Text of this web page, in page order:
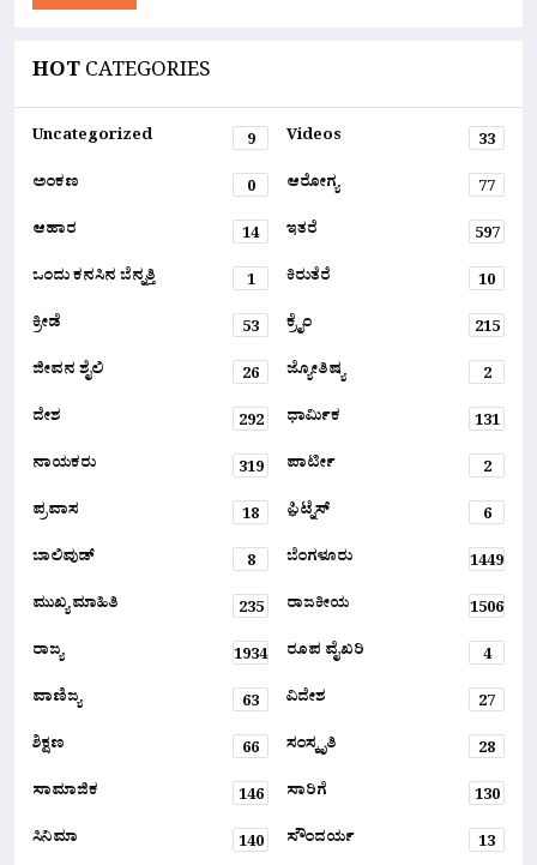
HOTCATEGORIES
Uncategorized 9 Videos
33
ಅಂಕಣ
0 ಆರೋಗ್ಯ
77
ಆಹಾರ
14 ಇತರೆ
597
ಒಂದು ಕನಸಿನ ಬೆನ್ನತ್ತಿ
1 ಕಿರುತೆರೆ
10
ಕ್ರೀಡೆ
53 ಕ್ರೈಂ
215
ಜೀವನ ಶೈಲಿ
26 ಜ್ಯೋತಿಷ್ಯ
2
ದೇಶ
292 ಧಾರ್ಮಿಕ
131
ನಾಯಕರು
319 ಪಾರ್ಟೀ
2
ಪ್ರವಾಸ
18 ಫ಼ಿಟ್ನೆಸ್
6
ಬಾಲಿವುಡ್
8 ಬೆಂಗಳೂರು
1449
ಮುಖ್ಯ ಮಾಹಿತಿ
235 ರಾಜಕೀಯ
1506
ರಾಜ್ಯ
1934 ರೂಪ ವೈಖರಿ
4
ವಾಣಿಜ್ಯ
63 ವಿದೇಶ
27
ಶಿಕ್ಷಣ
66 ಸಂಸ್ಕೃತಿ
28
ಸಾಮಾಜಿಕ
146 ಸಾರಿಗೆ
130
ಸಿನಿಮಾ
140 ಸೌಂದರ್ಯ 13